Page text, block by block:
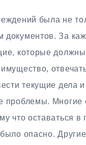
была не
документов. За
которые
текущие дела
проблемы. Многие
что оставаться в
опасно.